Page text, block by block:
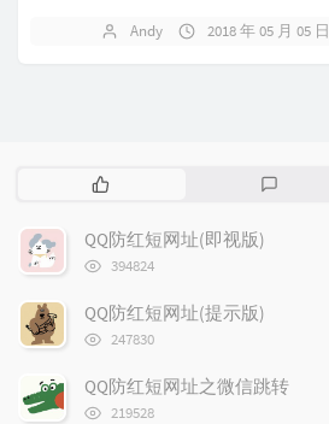
Andy 2018 年 05 月 05 日
热
文
章
QQ防红短网址(即视版)
浏
次
数:
394824
QQ防红短网址(提示版)
浏
次
数:
247830
QQ防红短网址之微信跳转
浏
219528